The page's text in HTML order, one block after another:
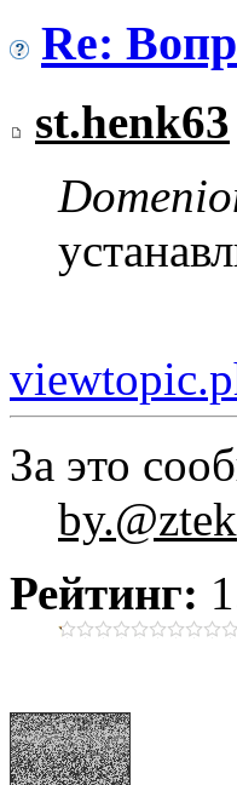
Re:
st.henk63
За это
by.@ztek
Рейтинг: